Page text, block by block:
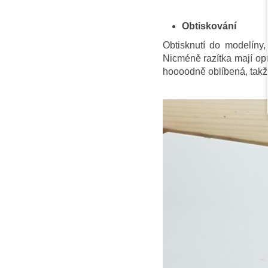
Obtiskování
Obtisknutí do
Nicméně razítka mají
hoooodně oblíbená,